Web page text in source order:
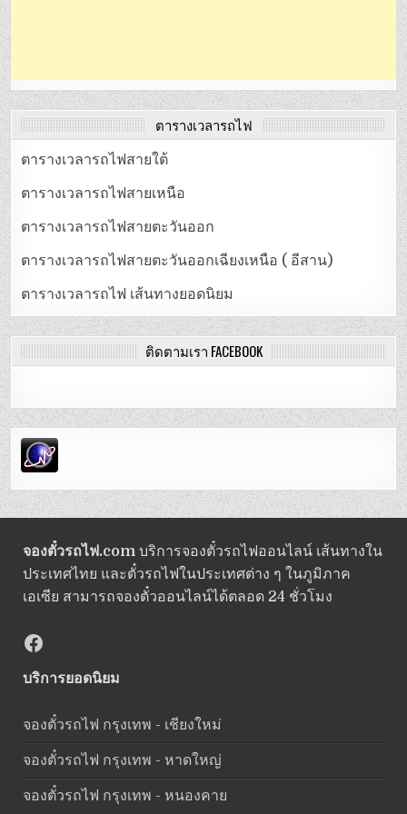
ตารางเวลารถไฟ
ตารางเวลารถไฟสายใต้
ตารางเวลารถไฟสายเหนือ
ตารางเวลารถไฟสายตะวันออก
ตารางเวลารถไฟสายตะวันออกเฉียงเหนือ ( อีสาน)
ตารางเวลารถไฟ เส้นทางยอดนิยม
ติดตามเรา FACEBOOK
จองตั๋วรถไฟ.comบริการจองตั๋วรถไฟออนไลน์ เส้นทางใน
ประเทศไทย และตั๋วรถไฟในประเทศต่าง ๆ ในภูมิภาค
เอเซีย สามารถจองตั๋วออนไลน์ได้ตลอด 24 ชั่วโมง
Facebook
บริการยอดนิยม
จองตั๋วรถไฟ กรุงเทพ - เชียงใหม่
จองตั๋วรถไฟ กรุงเทพ - หาดใหญ่
จองตั๋วรถไฟ กรุงเทพ - หนองคาย